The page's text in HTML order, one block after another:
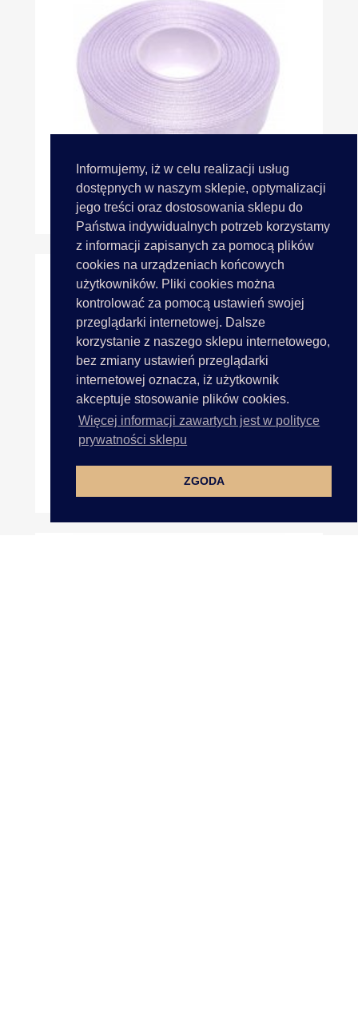
Informujemy, iż w celu realizacji usług
dostępnych w naszym sklepie, optymalizacji
jego treści oraz dostosowania sklepu do
Państwa indywidualnych potrzeb korzystamy
z informacji zapisanych za pomocą plików
cookies na urządzeniach końcowych
użytkowników. Pliki cookies można
kontrolować za pomocą ustawień swojej
przeglądarki internetowej. Dalsze
korzystanie z naszego sklepu internetowego,
bez zmiany ustawień przeglądarki
internetowej oznacza, iż użytkownik
akceptuje stosowanie plików cookies.
Więcej informacji zawartych jest w polityce
prywatności sklepu
ZGODA
25mm Wstążka Atłasowa 25m...